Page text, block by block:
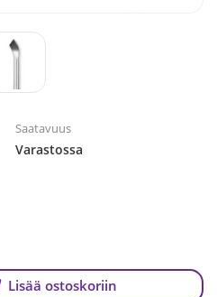
Saatavuus
Varastossa
Lisää ostoskoriin